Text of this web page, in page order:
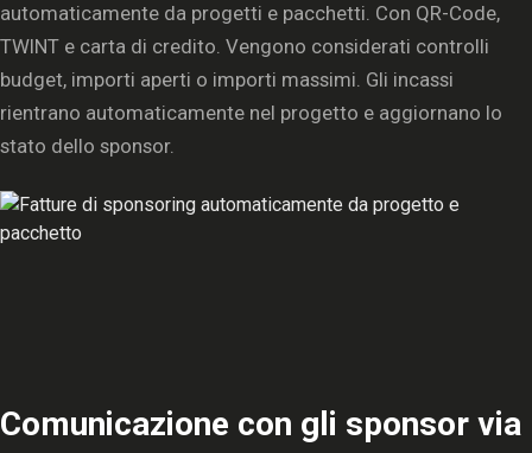
automaticamente da progetti e pacchetti. Con QR-Code,
TWINT e carta di credito. Vengono considerati controlli
budget, importi aperti o importi massimi. Gli incassi
rientrano automaticamente nel progetto e aggiornano lo
stato dello sponsor.
Comunicazione con gli sponsor via